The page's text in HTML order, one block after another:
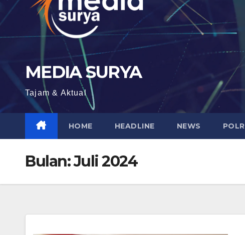
MEDIA SURYA
Tajam & Aktual
HOME HEADLINE NEWS
Bulan:Juli 2024